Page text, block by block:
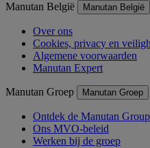
Manutan België Manutan België
Over ons
Cookies, privacy en
Algemene voorwaarden
Manutan Expert
Manutan Groep Manutan Groep
Ontdek de Manutan Group
Ons MVO-beleid
Werken bij de groep